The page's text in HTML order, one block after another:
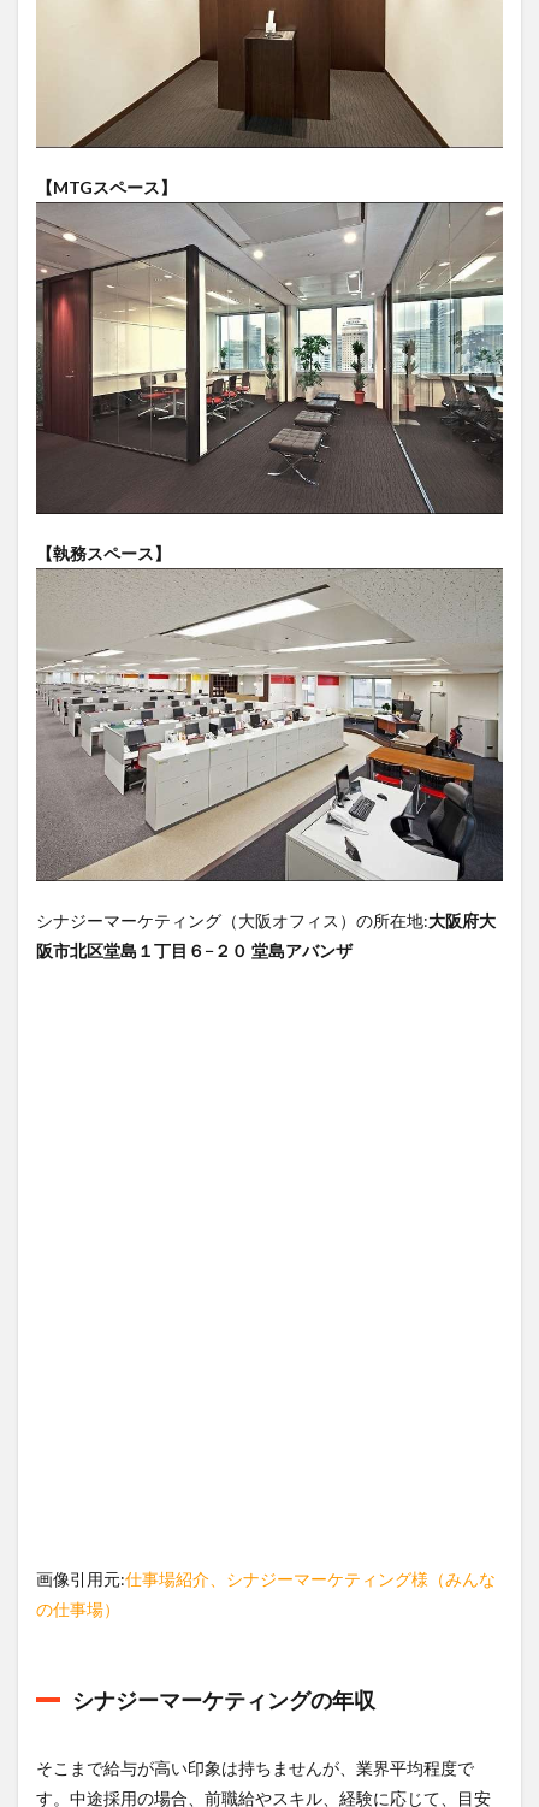
【MTGスペース】
【執務スペース】
シナジーマーケティング（大阪オフィス）の所在地:大阪府大
阪市北区堂島１丁目６−２０ 堂島アバンザ
画像引用元:仕事場紹介、シナジーマーケティング様（みんな
の仕事場）
シナジーマーケティングの年収
そこまで給与が高い印象は持ちませんが、業界平均程度で
す。中途採用の場合、前職給やスキル、経験に応じて、目安